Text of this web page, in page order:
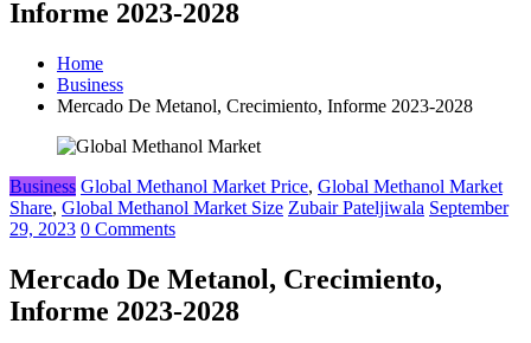
Informe 2023-2028
Home
Business
Mercado De Metanol, Crecimiento, Informe 2023-2028
Business Global Methanol Market Price, Global Methanol Market
Share, Global Methanol Market Size Zubair Pateljiwala September
29, 2023 0 Comments
Mercado De Metanol, Crecimiento,
Informe 2023-2028